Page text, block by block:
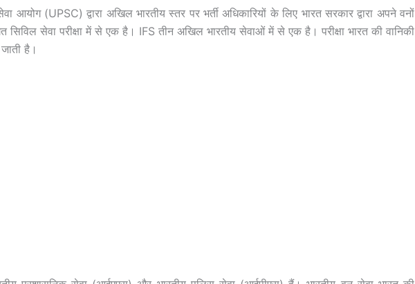
आयोग (UPSC) द्वारा अखिल भारतीय स्तर पर भर्ती अधिकारियों के लिए भारत सरकार द्वारा अपने वनों
सिविल सेवा परीक्षा में से एक है। IFS तीन अखिल भारतीय सेवाओं में से एक है। परीक्षा भारत की वानिकी
है।